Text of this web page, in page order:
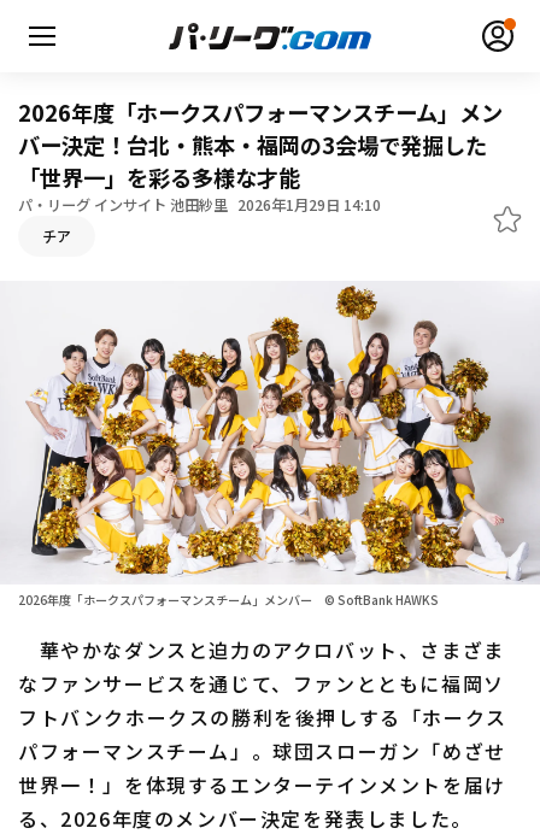
無料アカウント登録 ログイン
動画
日程・結果
順位表･成績
1軍公式戦
ファーム東地区
交流戦
選手名鑑
北海道日本ハムファイターズ
東北楽天ゴールデンイーグルス
埼玉西武ライオンズ
千葉ロッテマリーンズ
ニュース
設定
2026年度「ホークスパフォーマンスチーム」メン
バー決定！台北・熊本・福岡の3会場で発掘した
「世界一」を彩る多様な才能
パ・リーグ インサイト 池田紗里 2026年1月29日 14:10
チア
2026年度「ホークスパフォーマンスチーム」メンバー © SoftBank HAWKS
華やかなダンスと迫力のアクロバット、さまざま
なファンサービスを通じて、ファンとともに福岡ソ
フトバンクホークスの勝利を後押しする「ホークス
パフォーマンスチーム」。球団スローガン「めざせ
世界一！」を体現するエンターテインメントを届け
る、2026年度のメンバー決定を発表しました。